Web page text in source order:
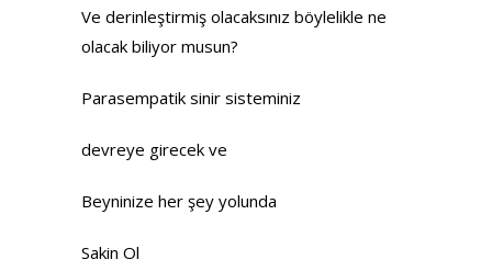
Ve derinleştirmiş olacaksınız böylelikle ne
olacak biliyor musun?
Parasempatik sinir sisteminiz
devreye girecek ve
Beyninize her şey yolunda
Sakin Ol